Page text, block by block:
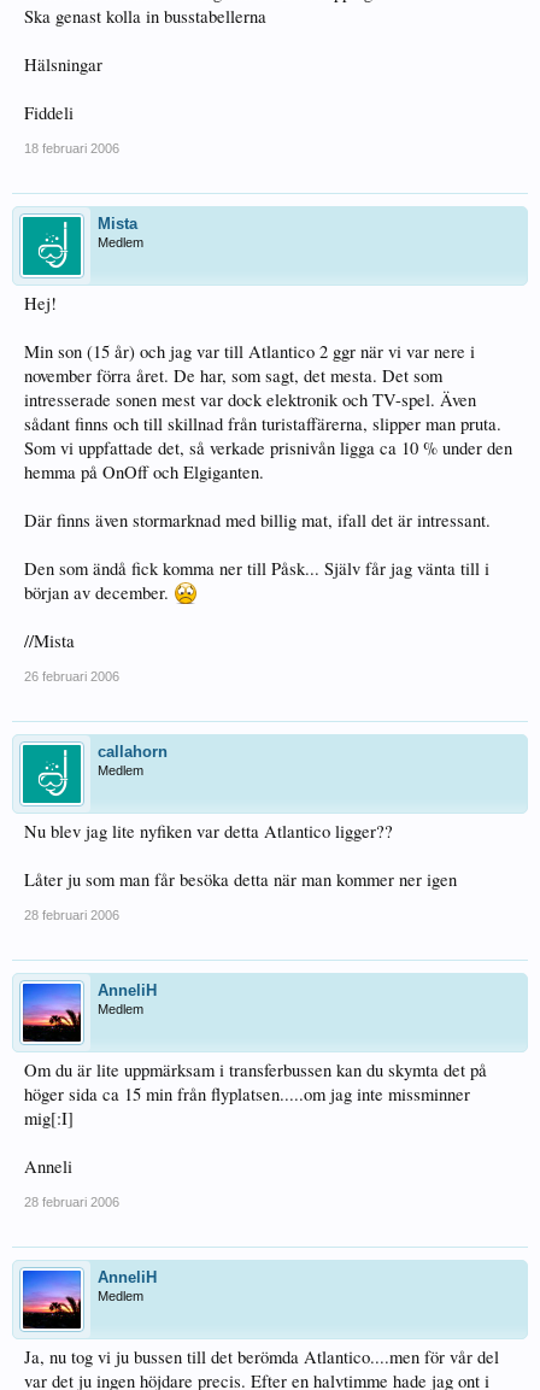
Ska genast kolla in busstabellerna
Hälsningar
Fiddeli
18 februari 2006
Mista
Medlem
Hej!
Min son (15 år) och jag var till Atlantico 2 ggr när vi var nere i
november förra året. De har, som sagt, det mesta. Det som
intresserade sonen mest var dock elektronik och TV-spel. Även
sådant finns och till skillnad från turistaffärerna, slipper man pruta.
Som vi uppfattade det, så verkade prisnivån ligga ca 10 % under den
hemma på OnOff och Elgiganten.
Där finns även stormarknad med billig mat, ifall det är intressant.
Den som ändå fick komma ner till Påsk... Själv får jag vänta till i
början av december.
//Mista
26 februari 2006
callahorn
Medlem
Nu blev jag lite nyfiken var detta Atlantico ligger??
Låter ju som man får besöka detta när man kommer ner igen
28 februari 2006
AnneliH
Medlem
Om du är lite uppmärksam i transferbussen kan du skymta det på
höger sida ca 15 min från flyplatsen.....om jag inte missminner
mig[:I]
Anneli
28 februari 2006
AnneliH
Medlem
Ja, nu tog vi ju bussen till det berömda Atlantico....men för vår del
var det ju ingen höjdare precis. Efter en halvtimme hade jag ont i